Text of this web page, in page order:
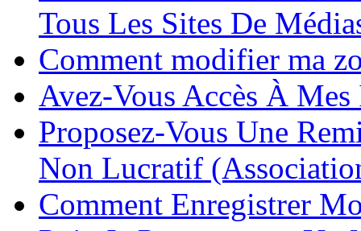
Tous Les Sites De
Comment modifier ma
Avez-Vous Accès À
Proposez-Vous Une
Non Lucratif
Comment Enregistrer